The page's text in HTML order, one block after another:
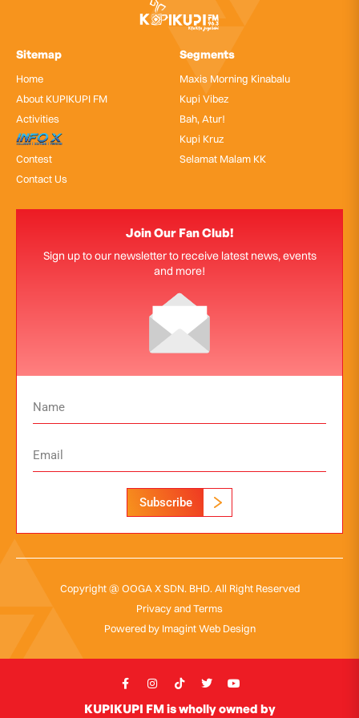
Sitemap
Home
About KUPIKUPI FM
Activities
InfoX
Contest
Contact Us
Segments
Maxis Morning Kinabalu
Kupi Vibez
Bah, Atur!
Kupi Kruz
Selamat Malam KK
Join Our Fan Club!
Sign up to our newsletter to receive latest news, events
and more!
Subscribe
Copyright @ OOGA X SDN. BHD. All Right Reserved
Privacy and Terms
Powered by Imagint Web Design
KUPIKUPI FM is wholly owned by